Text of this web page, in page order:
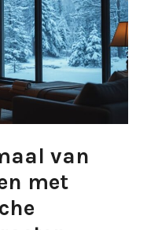
van
met